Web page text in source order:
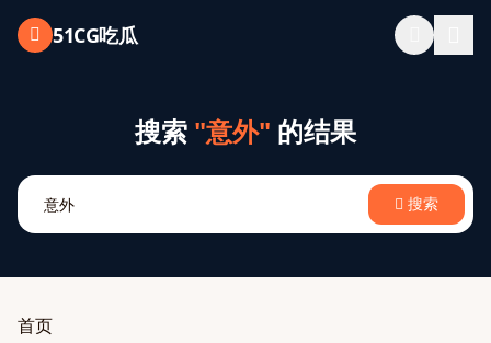
跳过导航
51CG吃瓜
搜索 "意外" 的结果
搜索
首页